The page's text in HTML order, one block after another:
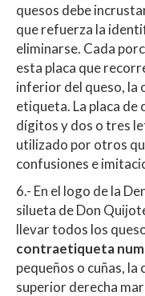
quesos debe
que refuerza la
eliminarse. Cada
esta placa que
inferior del queso, la
etiqueta. La placa de
dígitos y dos o tres
utilizado por otros
confusiones e
6.- En el logo de la
silueta de Don
llevar todos los
contraetiqueta
pequeños o cuñas,
superior derecha